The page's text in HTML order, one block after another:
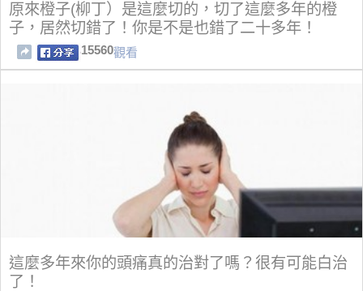
原來橙子(柳丁）是這麼切的，切了這麼多年的橙
子，居然切錯了！你是不是也錯了二十多年！
15560觀看
這麼多年來你的頭痛真的治對了嗎？很有可能白治
了！